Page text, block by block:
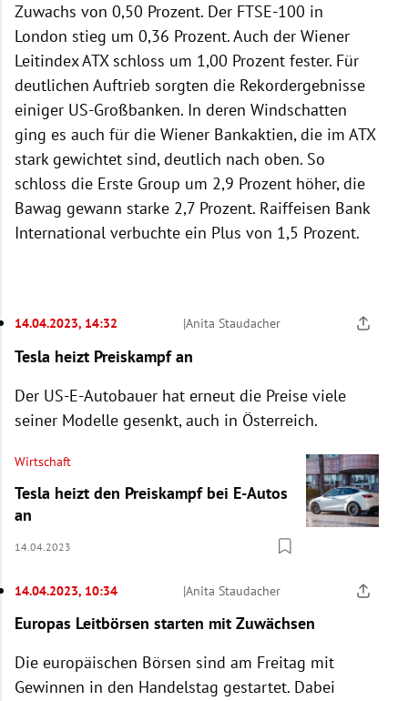
Zuwachs von 0,50 Prozent. Der FTSE-100 in
London stieg um 0,36 Prozent. Auch der Wiener
Leitindex ATX schloss um 1,00 Prozent fester. Für
deutlichen Auftrieb sorgten die Rekordergebnisse
einiger US-Großbanken. In deren Windschatten
ging es auch für die Wiener Bankaktien, die im ATX
stark gewichtet sind, deutlich nach oben. So
schloss die Erste Group um 2,9 Prozent höher, die
Bawag gewann starke 2,7 Prozent. Raiffeisen Bank
International verbuchte ein Plus von 1,5 Prozent.
14.04.2023, 14:32 |Anita Staudacher
Tesla heizt Preiskampf an
Der US-E-Autobauer hat erneut die Preise viele
seiner Modelle gesenkt, auch in Österreich.
Wirtschaft
Tesla heizt den Preiskampf bei E-Autos
an
14.04.2023
14.04.2023, 10:34 |Anita Staudacher
Europas Leitbörsen starten mit Zuwächsen
Die europäischen Börsen sind am Freitag mit
Gewinnen in den Handelstag gestartet. Dabei